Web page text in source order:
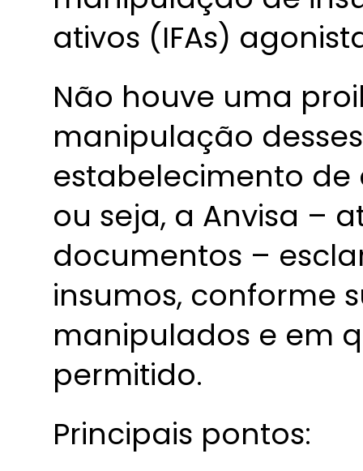
ativos (IFAs)
Não houve uma
manipulação
estabelecimento
ou seja, a Anvisa –
documentos –
insumos, conforme
manipulados e em
permitido.
Principais pontos: